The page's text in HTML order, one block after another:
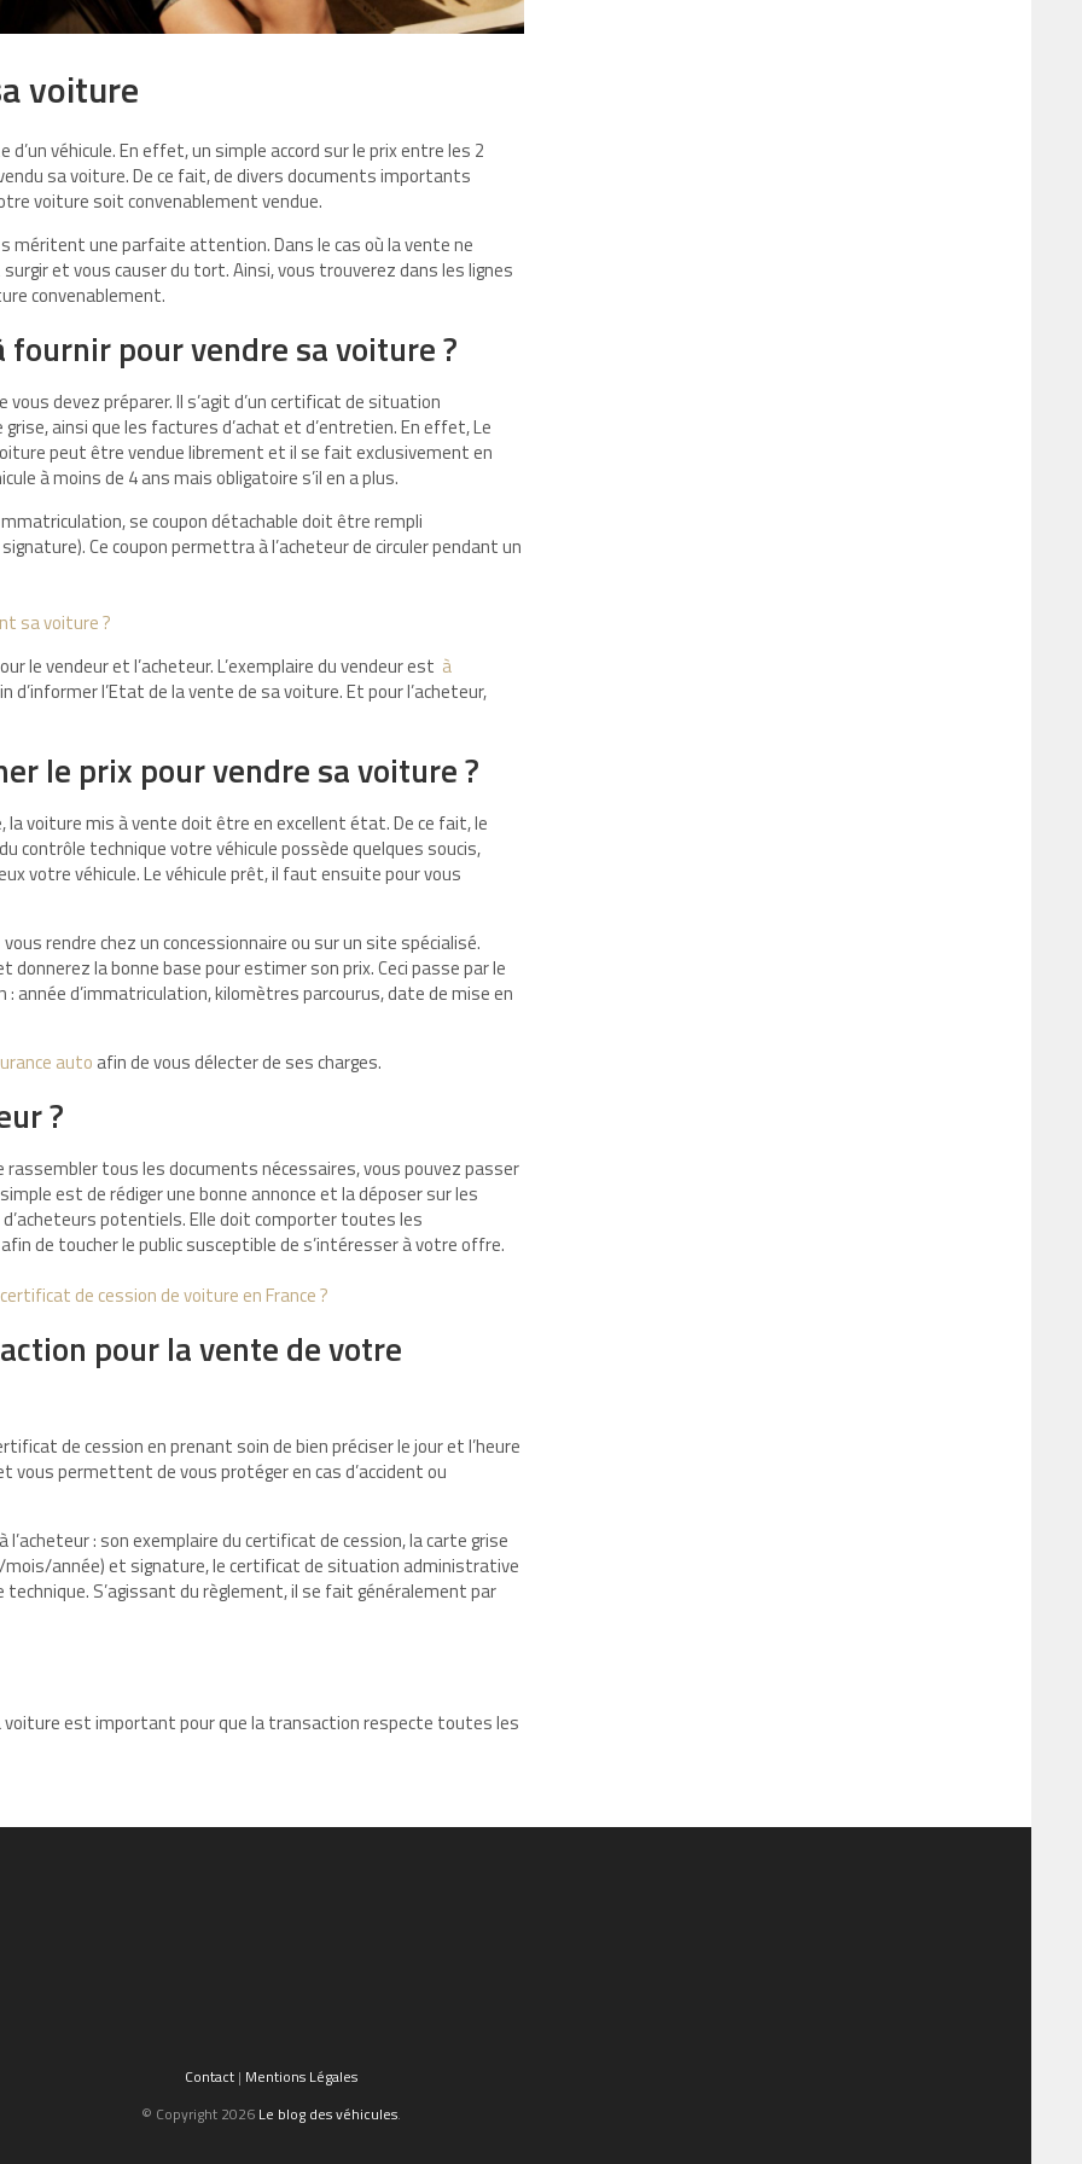
voiture
véhicule. En effet, un simple accord sur le prix entre les 2
sa voiture. De ce fait, de divers documents importants
voiture soit convenablement vendue.
méritent une parfaite attention. Dans le cas où la vente ne
et vous causer du tort. Ainsi, vous trouverez dans les lignes
convenablement.
pour vendre sa voiture ?
devez préparer. Il s’agit d’un certificat de situation
ainsi que les factures d’achat et d’entretien. En effet, Le
peut être vendue librement et il se fait exclusivement en
à moins de 4 ans mais obligatoire s’il en a plus.
se coupon détachable doit être rempli
Ce coupon permettra à l’acheteur de circuler pendant un
sa voiture ?
le vendeur et l’acheteur. L’exemplaire du vendeur est à
d’informer l’Etat de la vente de sa voiture. Et pour l’acheteur,
le prix pour vendre sa voiture ?
la voiture mis à vente doit être en excellent état. De ce fait, le
contrôle technique votre véhicule possède quelques soucis,
votre véhicule. Le véhicule prêt, il faut ensuite pour vous
rendre chez un concessionnaire ou sur un site spécialisé.
la bonne base pour estimer son prix. Ceci passe par le
année d’immatriculation, kilomètres parcourus, date de mise en
auto afin de vous délecter de ses charges.
?
tous les documents nécessaires, vous pouvez passer
est de rédiger une bonne annonce et la déposer sur les
potentiels. Elle doit comporter toutes les
de toucher le public susceptible de s’intéresser à votre offre.
de cession de voiture en France ?
pour la vente de votre
de cession en prenant soin de bien préciser le jour et l’heure
permettent de vous protéger en cas d’accident ou
: son exemplaire du certificat de cession, la carte grise
mois/année) et signature, le certificat de situation administrative
S’agissant du règlement, il se fait généralement par
voiture est important pour que la transaction respecte toutes les
Contact| Mentions Légales
© Copyright 2026 Le blog des véhicules.